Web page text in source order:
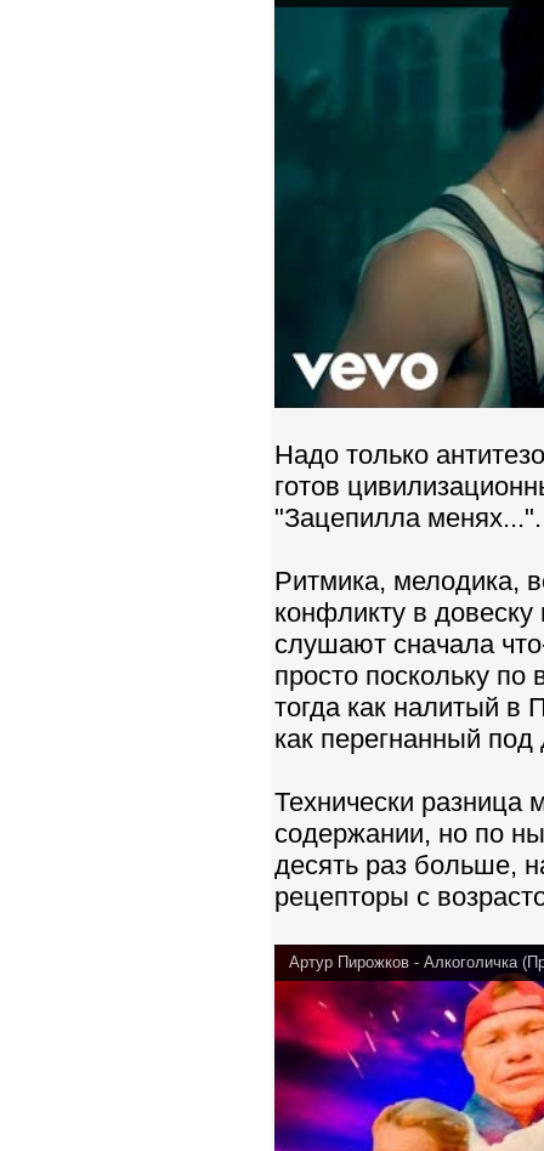
Надо только
готов
"Зацепилла менях...".
Ритмика, мелодика,
конфликту в
слушают сначала
просто поскольку по
тогда как налитый в
как перегнанный
Технически разница
содержании, но по
десять раз больше,
рецепторы с
Артур Пирожков - Алкоголичка